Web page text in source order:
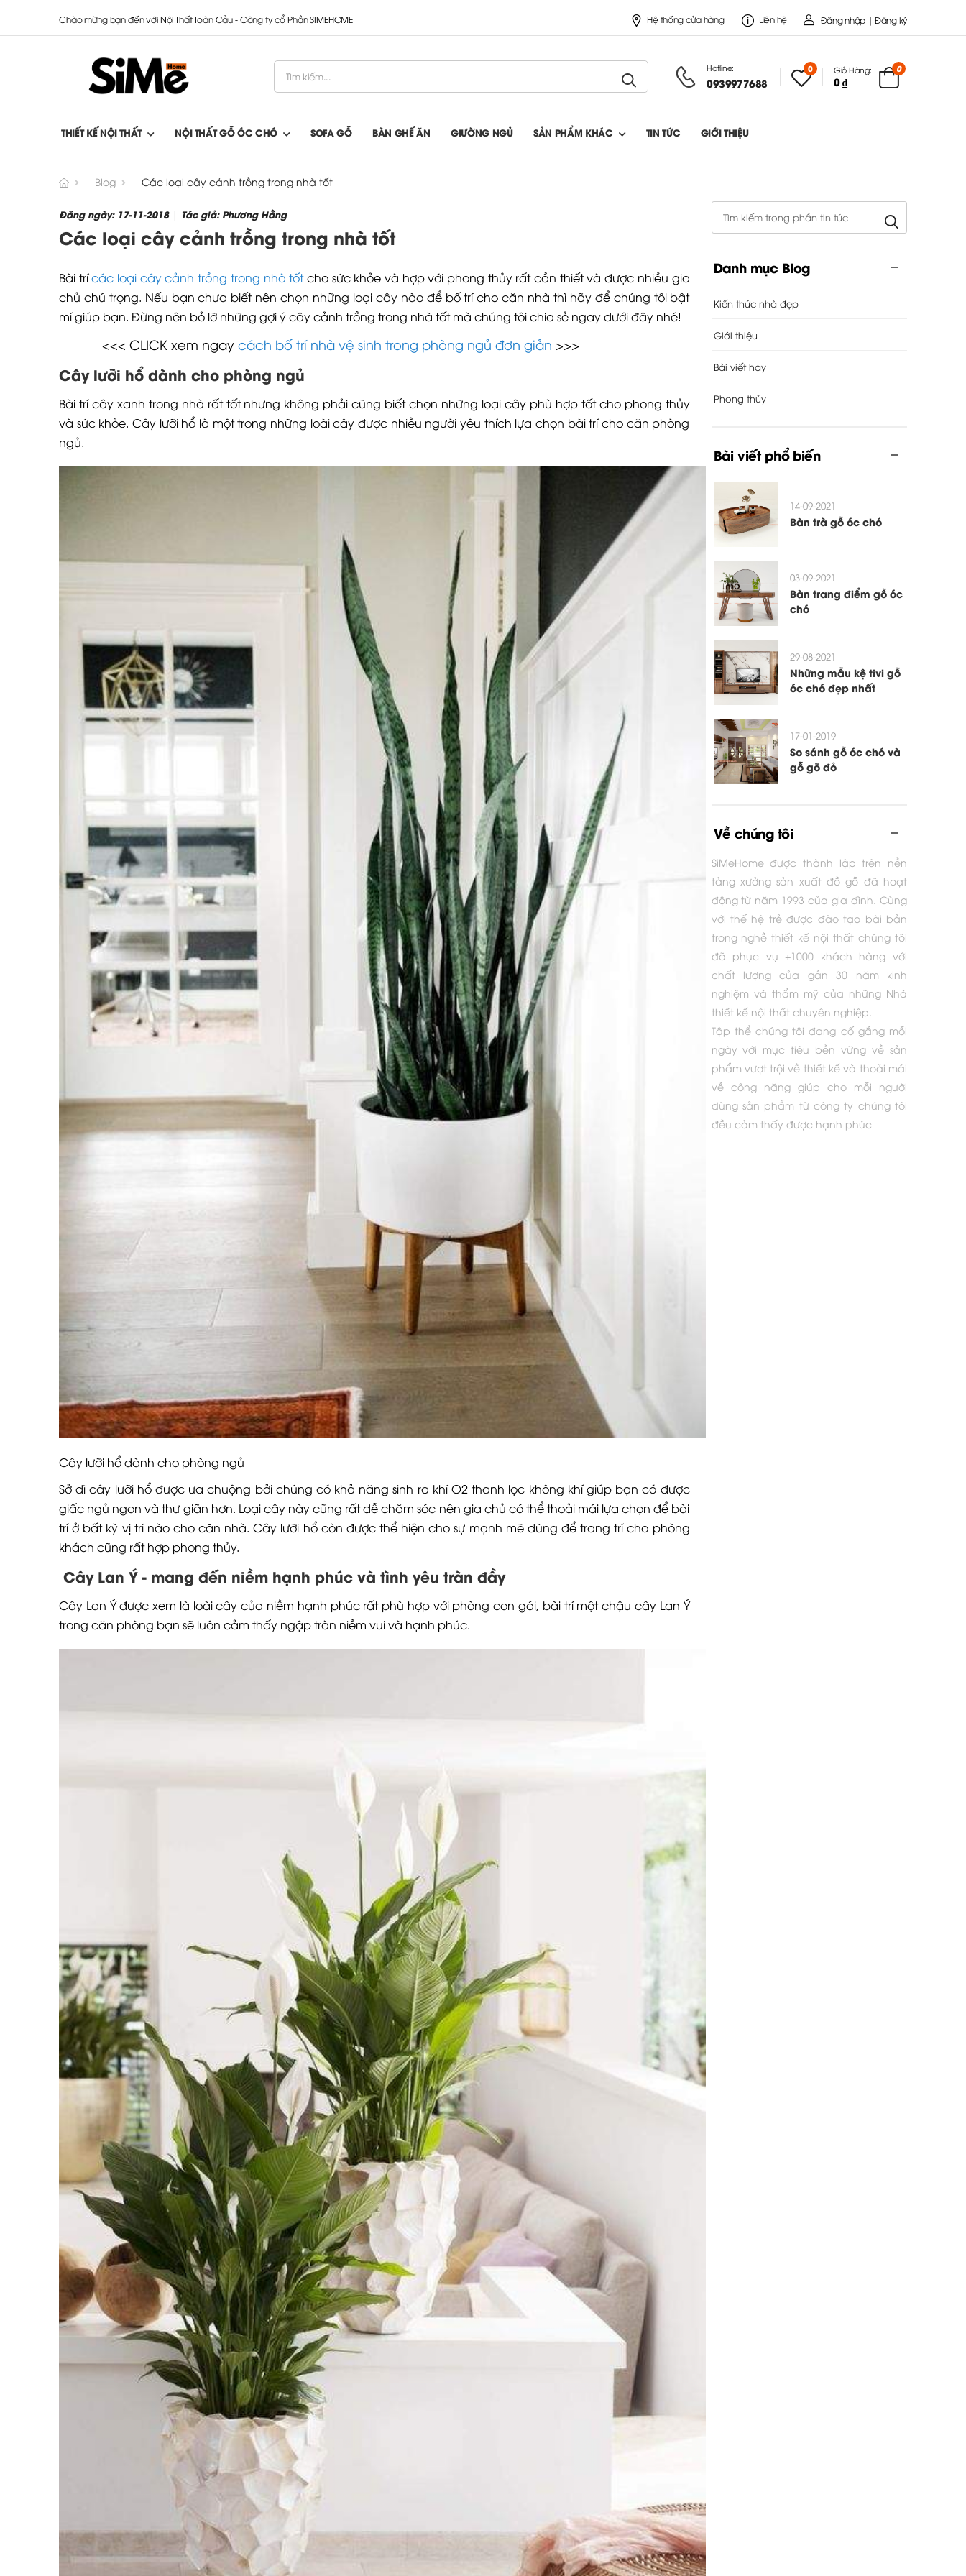
Chào mừng bạn đến với Nội Thất Toàn Cầu - Công ty cổ Phần SIMEHOME Hệ thống cửa hàng Liên hệ Đăng nhập | Đăng ký
Hotline:
0939977688
0 Giỏ Hàng:
0 ₫
0
THIẾT KẾ NỘI THẤT NỘI THẤT GỖ ÓC CHÓ SOFA GỖ BÀN GHẾ ĂN GIƯỜNG NGỦ SẢN PHẨM KHÁC TIN TỨC GIỚI THIỆU
Blog Các loại cây cảnh trồng trong nhà tốt
Đăng ngày: 17-11-2018| Tác giả: Phương Hằng
Các loại cây cảnh trồng trong nhà tốt
Bài trícác loại cây cảnh trồng trong nhà tốtcho sức khỏe và hợp với phong thủy rất cần thiết và được nhiều gia
chủ chú trọng. Nếu bạn chưa biết nên chọn những loại cây nào để bố trí cho căn nhà thì hãy để chúng tôi bật
mí giúp bạn. Đừng nên bỏ lỡ những gợi ý cây cảnh trồng trong nhà tốt mà chúng tôi chia sẻ ngay dưới đây nhé!
<<< CLICK xem ngay cách bố trí nhà vệ sinh trong phòng ngủ đơn giản >>>
Cây lưỡi hổ dành cho phòng ngủ
Bài trí cây xanh trong nhà rất tốt nhưng không phải cũng biết chọn những loại cây phù hợp tốt cho phong thủy
và sức khỏe. Cây lưỡi hổ là một trong những loài cây được nhiều người yêu thích lựa chọn bài trí cho căn phòng
ngủ.
Cây lưỡi hổ dành cho phòng ngủ
Sở dĩ cây lưỡi hổ được ưa chuộng bởi chúng có khả năng sinh ra khí O2 thanh lọc không khí giúp bạn có được
giấc ngủ ngon và thư giãn hơn. Loại cây này cũng rất dễ chăm sóc nên gia chủ có thể thoải mái lựa chọn để bài
trí ở bất kỳ vị trí nào cho căn nhà. Cây lưỡi hổ còn được thể hiện cho sự mạnh mẽ dùng để trang trí cho phòng
khách cũng rất hợp phong thủy.
Cây Lan Ý - mang đến niềm hạnh phúc và tình yêu tràn đầy
Cây Lan Ý được xem là loài cây của niềm hạnh phúc rất phù hợp với phòng con gái, bài trí một chậu cây Lan Ý
trong căn phòng bạn sẽ luôn cảm thấy ngập tràn niềm vui và hạnh phúc.
Danh mục Blog
Kiến thức nhà đẹp
Giới thiệu
Bài viết hay
Phong thủy
Bài viết phổ biến
14-09-2021
Bàn trà gỗ óc chó
03-09-2021
Bàn trang điểm gỗ óc
chó
29-08-2021
Những mẫu kệ tivi gỗ
óc chó đẹp nhất
17-01-2019
So sánh gỗ óc chó và
gỗ gõ đỏ
Về chúng tôi
SiMeHome được thành lập trên nền
tảng xưởng sản xuất đồ gỗ đã hoạt
động từ năm 1993 của gia đình. Cùng
với thế hệ trẻ được đào tạo bài bản
trong nghề thiết kế nội thất chúng tôi
đã phục vụ +1000 khách hàng với
chất lượng của gần 30 năm kinh
nghiệm và thẩm mỹ của những Nhà
thiết kế nội thất chuyên nghiệp.
Tập thể chúng tôi đang cố gắng mỗi
ngày với mục tiêu bền vững về sản
phẩm vượt trội về thiết kế và thoải mái
về công năng giúp cho mỗi người
dùng sản phẩm từ công ty chúng tôi
đều cảm thấy được hạnh phúc